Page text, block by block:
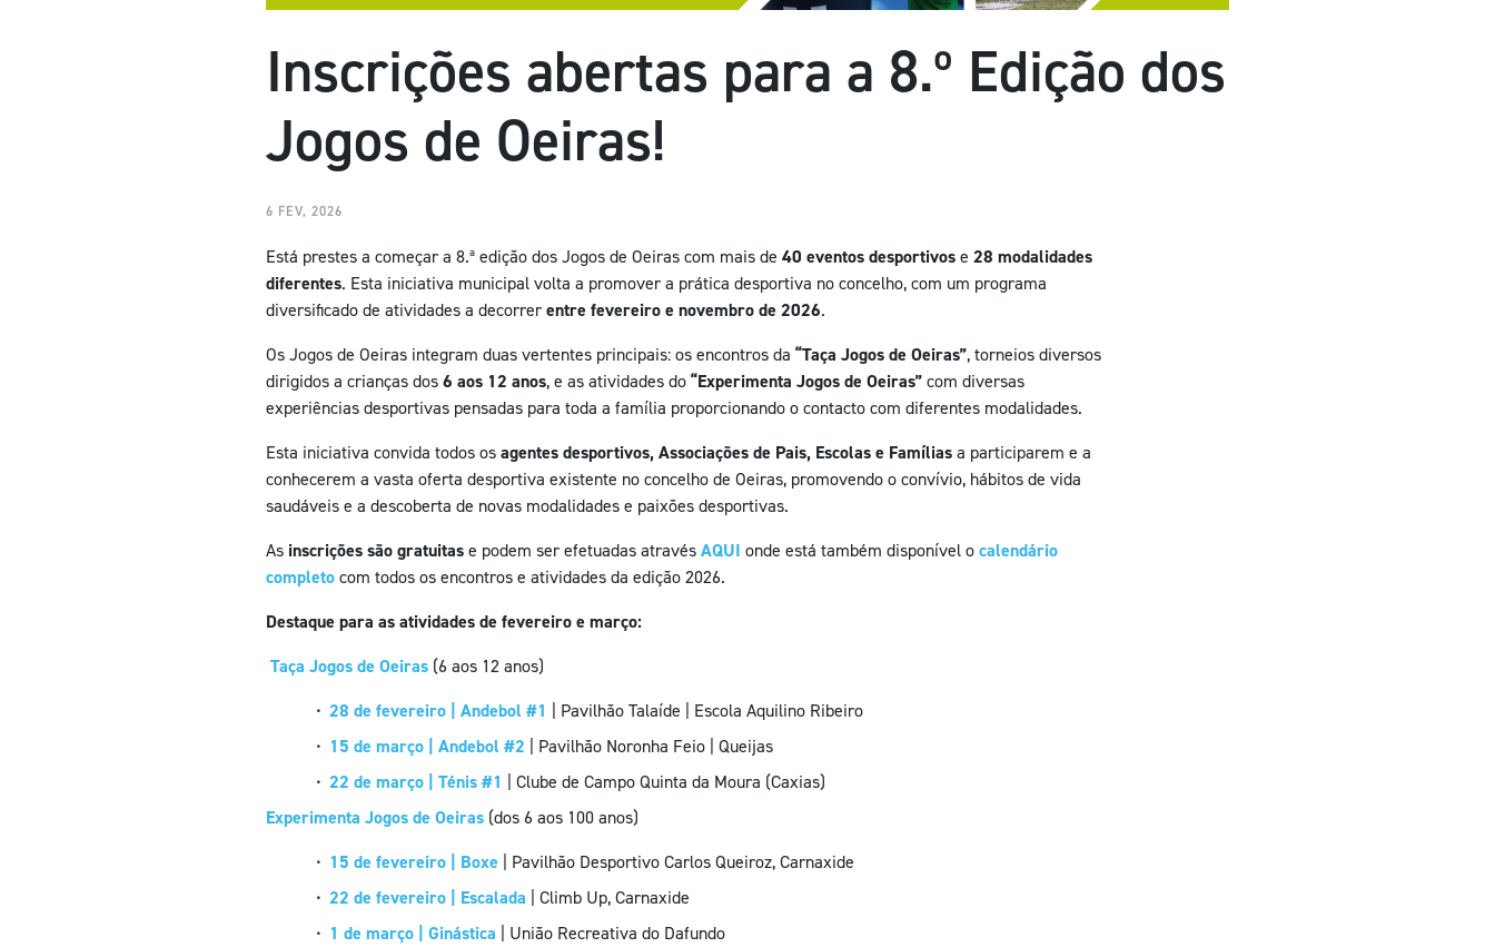
Inscrições abertas para a 8.º Edição dos
Jogos de Oeiras!
6 FEV, 2026
Está prestes a começar a 8.ª edição dos Jogos de Oeiras com mais de 40 eventos desportivose 28 modalidades
diferentes. Esta iniciativa municipal volta a promover a prática desportiva no concelho, com um programa
diversificado de atividades a decorrerentre fevereiro e novembro de 2026.
Os Jogos de Oeiras integram duas vertentes principais: os encontros da “Taça Jogos de Oeiras”, torneios diversos
dirigidos a crianças dos6 aos 12 anos, e as atividades do“Experimenta Jogos de Oeiras”com diversas
experiências desportivas pensadas para toda a família proporcionando o contacto com diferentes modalidades.
Esta iniciativa convida todos osagentes desportivos, Associações de Pais, Escolas e Famíliasa participarem e a
conhecerem a vasta oferta desportiva existente no concelho de Oeiras, promovendo o convívio, hábitos de vida
saudáveis e a descoberta de novas modalidades e paixões desportivas.
As inscrições são gratuitase podem ser efetuadas atravésAQUI onde está também disponível ocalendário
completocom todos os encontros e atividades da edição 2026.
Destaque para as atividades de fevereiro e março:
Taça Jogos de Oeiras (6 aos 12 anos)
28 de fevereiro | Andebol #1
| Pavilhão Talaíde | Escola Aquilino Ribeiro
15 de março | Andebol #2 | Pavilhão Noronha Feio | Queijas
22 de março | Ténis #1
| Clube de Campo Quinta da Moura (Caxias)
Experimenta Jogos de Oeiras (dos 6 aos 100 anos)
15 de fevereiro | Boxe | Pavilhão Desportivo Carlos Queiroz, Carnaxide
22 de fevereiro | Escalada | Climb Up, Carnaxide
1 de março | Ginástica | União Recreativa do Dafundo